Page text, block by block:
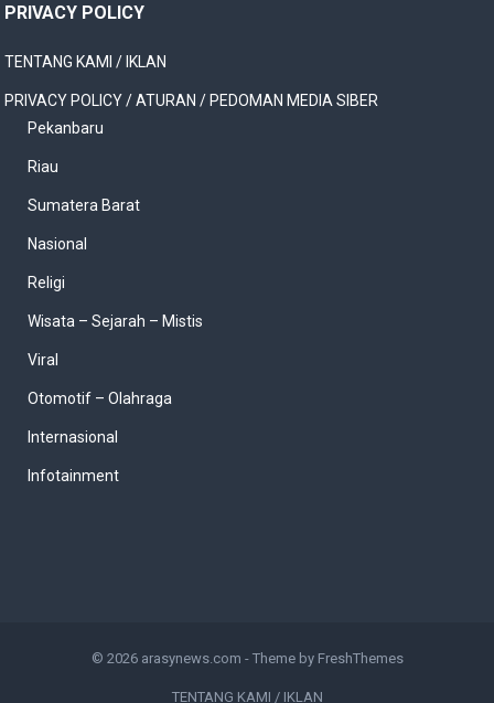
PRIVACY POLICY
TENTANG KAMI / IKLAN
PRIVACY POLICY / ATURAN / PEDOMAN MEDIA SIBER
Pekanbaru
Riau
Sumatera Barat
Nasional
Religi
Wisata – Sejarah – Mistis
Viral
Otomotif – Olahraga
Internasional
Infotainment
© 2026 arasynews.com - Theme by FreshThemes
TENTANG KAMI / IKLAN